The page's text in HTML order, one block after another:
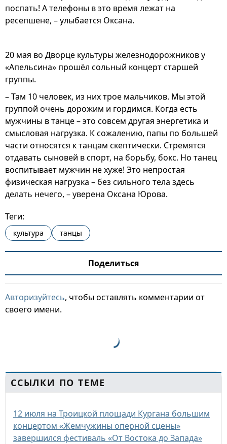
поспать! А телефоны в это время лежат на
ресепшене, – улыбается Оксана.
20 мая во Дворце культуры железнодорожников у
«Апельсина» прошёл сольный концерт старшей
группы.
– Там 10 человек, из них трое мальчиков. Мы этой
группой очень дорожим и гордимся. Когда есть
мужчины в танце – это совсем другая энергетика и
смысловая нагрузка. К сожалению, папы по большей
части относятся к танцам скептически. Стремятся
отдавать сыновей в спорт, на борьбу, бокс. Но танец
воспитывает мужчин не хуже! Это непростая
физическая нагрузка – без сильного тела здесь
делать нечего, – уверена Оксана Юрова.
Теги:
культура танцы
Поделиться
Авторизуйтесь, чтобы оставлять комментарии от
своего имени.
ССЫЛКИ ПО ТЕМЕ
12 июля на Троицкой площади Кургана большим
концертом «Жемчужины оперной сцены»
завершился фестиваль «От Востока до Запада»